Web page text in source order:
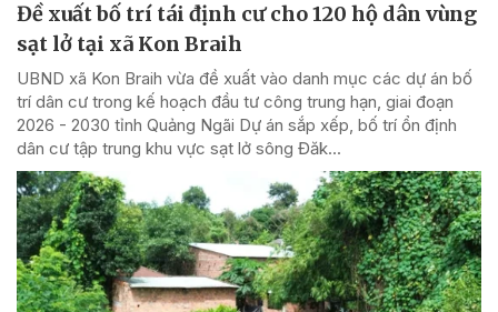
Đề xuất bố trí tái định cư cho 120 hộ dân vùng
sạt lở tại xã Kon Braih
UBND xã Kon Braih vừa đề xuất vào danh mục các dự án bố
trí dân cư trong kế hoạch đầu tư công trung hạn, giai đoạn
2026 - 2030 tỉnh Quảng Ngãi Dự án sắp xếp, bố trí ổn định
dân cư tập trung khu vực sạt lở sông Đăk...